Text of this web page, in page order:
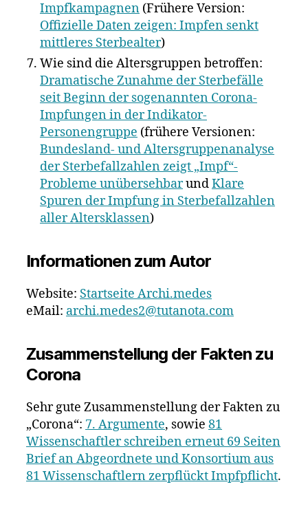
Impfkampagnen (Frühere Version:
Offizielle Daten zeigen: Impfen senkt
mittleres Sterbealter)
Wie sind die Altersgruppen betroffen:
Dramatische Zunahme der Sterbefälle
seit Beginn der sogenannten Corona-
Impfungen in der Indikator-
Personengruppe (frühere Versionen:
Bundesland- und Altersgruppenanalyse
der Sterbefallzahlen zeigt „Impf“-
Probleme unübersehbarundKlare
Spuren der Impfung in Sterbefallzahlen
aller Altersklassen)
Informationen zum Autor
Website: Startseite Archi.medes
eMail: archi.medes2@tutanota.com
Zusammenstellung der Fakten zu
Corona
Sehr gute Zusammenstellung der Fakten zu
„Corona“: 7. Argumente, sowie 81
Wissenschaftler schreiben erneut 69 Seiten
Brief an Abgeordnete und Konsortium aus
81 Wissenschaftlern zerpflückt Impfpflicht.